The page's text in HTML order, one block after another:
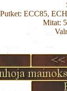
Putket: ECC85,
Mitat: